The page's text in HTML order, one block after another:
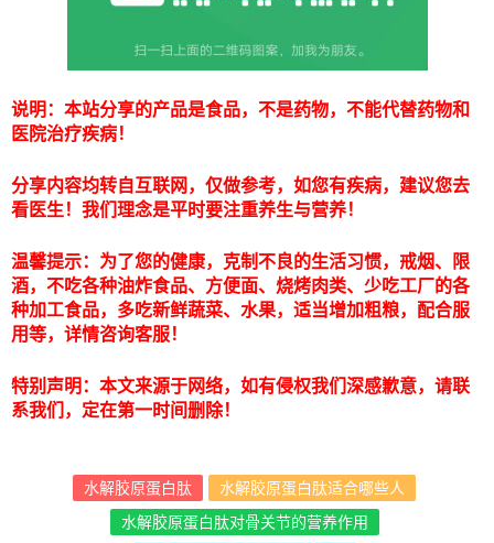
说明：本站分享的产品是食品，不是药物，不能代替药物和
医院治疗疾病！
分享内容均转自互联网，仅做参考，如您有疾病，建议您去
看医生！我们理念是平时要注重养生与营养！
温馨提示：为了您的健康，克制不良的生活习惯，戒烟、限
酒，不吃各种油炸食品、方便面、烧烤肉类、少吃工厂的各
种加工食品，多吃新鲜蔬菜、水果，适当增加粗粮，配合服
用等，详情咨询客服！
特别声明：本文来源于网络，如有侵权我们深感歉意，请联
系我们，定在第一时间删除！
水解胶原蛋白肽
水解胶原蛋白肽适合哪些人
水解胶原蛋白肽对骨关节的营养作用